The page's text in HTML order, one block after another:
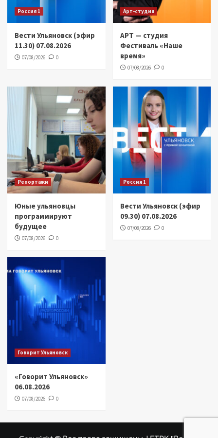
Россия 1
Вести Ульяновск (эфир
11.30) 07.08.2026
07/08/2026 0
Арт-студия
АРТ — студия
Фестиваль «Наше
время»
07/08/2026 0
Репортажи
Юные ульяновцы
программируют
будущее
07/08/2026 0
Россия 1
Вести Ульяновск (эфир
09.30) 07.08.2026
07/08/2026 0
Говорит Ульяновск
«Говорит Ульяновск»
06.08.2026
07/08/2026 0